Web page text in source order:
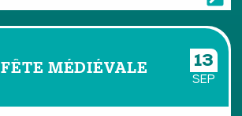
FÊTE MÉDIÉVALE 13
SEP